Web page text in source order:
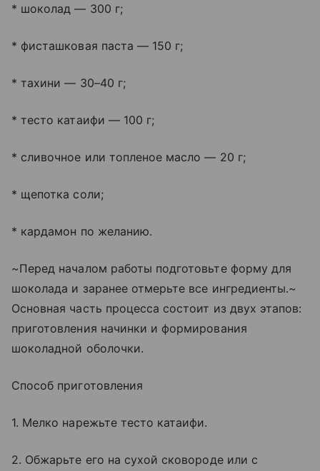
* шоколад — 300 г;
* фисташковая паста — 150 г;
* тахини — 30–40 г;
* тесто катаифи — 100 г;
* сливочное или топленое масло — 20 г;
* щепотка соли;
* кардамон по желанию.
~Перед началом работы подготовьте форму для
шоколада и заранее отмерьте все ингредиенты.~
Основная часть процесса состоит из двух этапов:
приготовления начинки и формирования
шоколадной оболочки.
Способ приготовления
1. Мелко нарежьте тесто катаифи.
2. Обжарьте его на сухой сковороде или с